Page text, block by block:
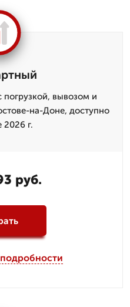
погрузкой, вывозом и
на-Доне, доступно
2026 г.
руб.